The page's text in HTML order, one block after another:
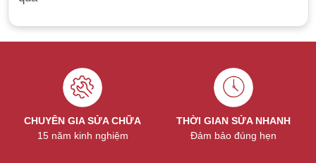
CHUYÊN GIA SỬA CHỮA
15 năm kinh nghiệm
THỜI GIAN SỬA NHANH
Đảm bảo đúng hẹn